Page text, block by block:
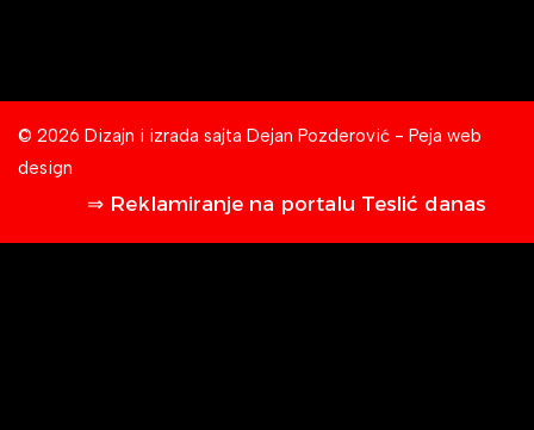
© 2026 Dizajn i izrada sajta Dejan Pozderović - Peja web
design
⇒ Reklamiranje na portalu Teslić danas